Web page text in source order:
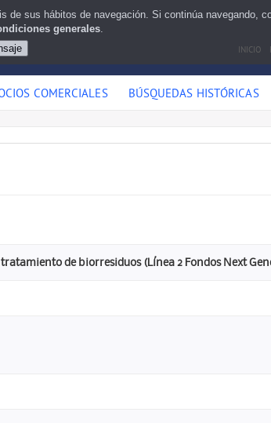
INICIO
COMERCIALES BÚSQUEDAS HISTÓRICAS
de biorresiduos (Línea 2 Fondos Next
sus hábitos de navegación. Si continúa navegando,
generales.